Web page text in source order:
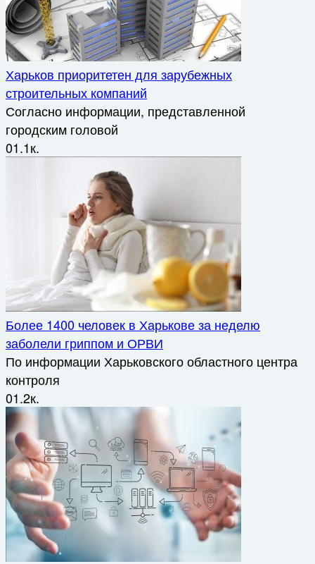
Харьков приоритетен для зарубежных
строительных компаний
Согласно информации, представленной
городским головой
01.1к.
Более 1400 человек в Харькове за неделю
заболели гриппом и ОРВИ
По информации Харьковского областного центра
контроля
01.2к.